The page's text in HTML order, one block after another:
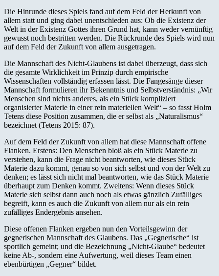
Die Hinrunde dieses Spiels fand auf dem Feld der Herkunft von
allem statt und ging dabei unentschieden aus: Ob die Existenz der
Welt in der Existenz Gottes ihren Grund hat, kann weder vernünftig
gewusst noch bestritten werden. Die Rückrunde des Spiels wird nun
auf dem Feld der Zukunft von allem ausgetragen.
Die Mannschaft des Nicht-Glaubens ist dabei überzeugt, dass sich
die gesamte Wirklichkeit im Prinzip durch empirische
Wissenschaften vollständig erfassen lässt. Die Fangesänge dieser
Mannschaft formulieren ihr Bekenntnis und Selbstverständnis: „Wir
Menschen sind nichts anderes, als ein Stück kompliziert
organisierter Materie in einer rein materiellen Welt“ – so fasst Holm
Tetens diese Position zusammen, die er selbst als „Naturalismus“
bezeichnet (Tetens 2015: 87).
Auf dem Feld der Zukunft von allem hat diese Mannschaft offene
Flanken. Erstens: Den Menschen bloß als ein Stück Materie zu
verstehen, kann die Frage nicht beantworten, wie dieses Stück
Materie dazu kommt, genau so von sich selbst und von der Welt zu
denken; es lässt sich nicht mal beantworten, wie das Stück Materie
überhaupt zum Denken kommt. Zweitens: Wenn dieses Stück
Materie sich selbst dann auch noch als etwas gänzlich Zufälliges
begreift, kann es auch die Zukunft von allem nur als ein rein
zufälliges Endergebnis ansehen.
Diese offenen Flanken ergeben nun den Vorteilsgewinn der
gegnerischen Mannschaft des Glaubens. Das „Gegnerische“ ist
sportlich gemeint; und die Bezeichnung „Nicht-Glaube“ bedeutet
keine Ab-, sondern eine Aufwertung, weil dieses Team einen
ebenbürtigen „Gegner“ bildet.